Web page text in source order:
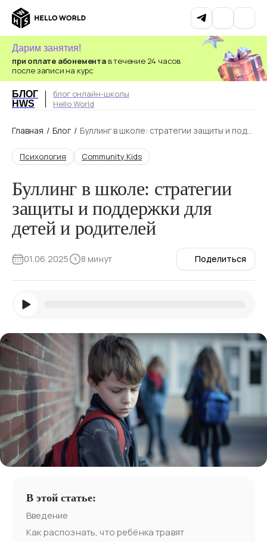
при оплате абонементав течение 24 часов
после записи на курс
Дарим занятия!
БЛОГ
HWS
блог онлайн-школы
Hello World
Главная / Блог / Буллинг в школе: стратегии защиты и подд
Психология Community Kids
Буллинг в школе: стратегии
защиты и поддержки для
детей и родителей
01.06.2025 8 минут Поделиться
В этой статье:
Введение
Как распознать, что ребёнка травят